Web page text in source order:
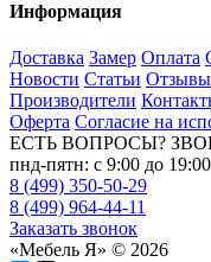
Информация
Доставка Замер Оплата
Новости Статьи Отзывы
Производители
Оферта Согласие на
ЕСТЬ ВОПРОСЫ?
пнд-пятн: с 9:00 до
8 (499) 350-50-29
8 (499) 964-44-11
Заказать звонок
«Мебель Я» © 2026